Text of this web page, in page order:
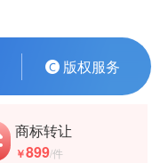
版权服务
商标转让
￥899/件